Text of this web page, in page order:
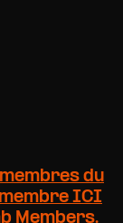
du
ICI
Members.